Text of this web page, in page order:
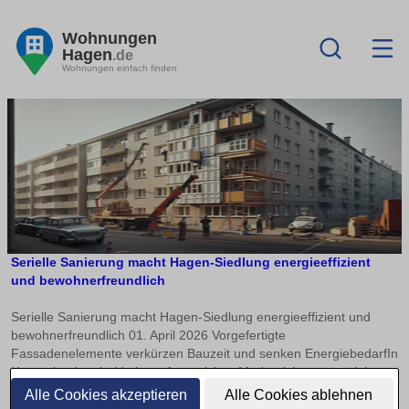
Alle Cookies akzeptieren Alle Cookies ablehnen
Wohnungen
Hagen.de
Wohnungen einfach finden
Serielle Sanierung macht Hagen-Siedlung energieeffizient
und bewohnerfreundlich
Serielle Sanierung macht Hagen-Siedlung energieeffizient und
bewohnerfreundlich 01. April 2026 Vorgefertigte
Fassadenelemente verkürzen Bauzeit und senken EnergiebedarfIn
Hagen beginnt bald ein umfangreiches Modernisierungsprojekt:
Eine Wohnsiedlung aus den 1960er-Jahren mit zwölf
weiterlesen